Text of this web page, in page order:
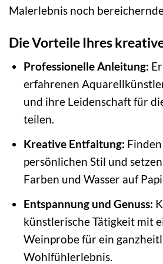
Malerlebnis noch
Die Vorteile Ihres
Professionelle Anleitung:
erfahrenen
und ihre Leidenschaft für
teilen.
Kreative Entfaltung:
persönlichen Stil und
Farben und Wasser auf
Entspannung und Genuss:
künstlerische Tätigkeit mit
Weinprobe für ein
Wohlfühlerlebnis.